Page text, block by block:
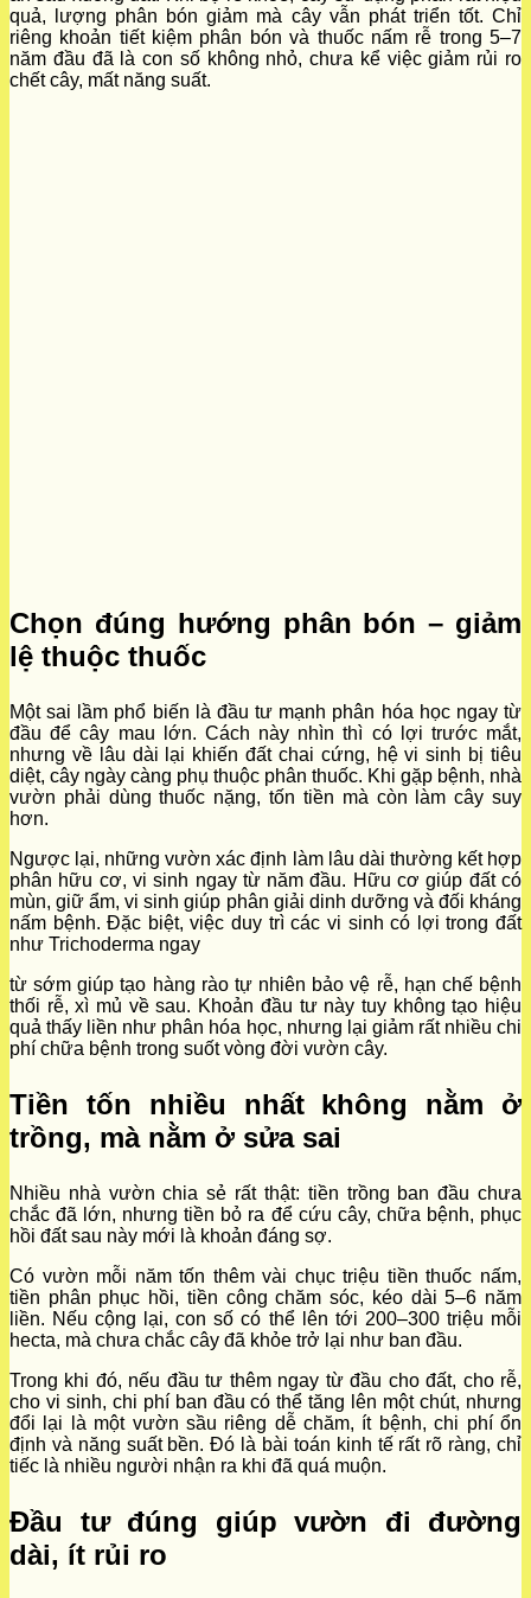
quả, lượng phân bón giảm mà cây vẫn phát triển tốt. Chỉ
riêng khoản tiết kiệm phân bón và thuốc nấm rễ trong 5–7
năm đầu đã là con số không nhỏ, chưa kể việc giảm rủi ro
chết cây, mất năng suất.
Chọn đúng hướng phân bón – giảm
lệ thuộc thuốc
Một sai lầm phổ biến là đầu tư mạnh phân hóa học ngay từ
đầu để cây mau lớn. Cách này nhìn thì có lợi trước mắt,
nhưng về lâu dài lại khiến đất chai cứng, hệ vi sinh bị tiêu
diệt, cây ngày càng phụ thuộc phân thuốc. Khi gặp bệnh, nhà
vườn phải dùng thuốc nặng, tốn tiền mà còn làm cây suy
hơn.
Ngược lại, những vườn xác định làm lâu dài thường kết hợp
phân hữu cơ, vi sinh ngay từ năm đầu. Hữu cơ giúp đất có
mùn, giữ ẩm, vi sinh giúp phân giải dinh dưỡng và đối kháng
nấm bệnh. Đặc biệt, việc duy trì các vi sinh có lợi trong đất
như Trichoderma ngay
từ sớm giúp tạo hàng rào tự nhiên bảo vệ rễ, hạn chế bệnh
thối rễ, xì mủ về sau. Khoản đầu tư này tuy không tạo hiệu
quả thấy liền như phân hóa học, nhưng lại giảm rất nhiều chi
phí chữa bệnh trong suốt vòng đời vườn cây.
Tiền tốn nhiều nhất không nằm ở
trồng, mà nằm ở sửa sai
Nhiều nhà vườn chia sẻ rất thật: tiền trồng ban đầu chưa
chắc đã lớn, nhưng tiền bỏ ra để cứu cây, chữa bệnh, phục
hồi đất sau này mới là khoản đáng sợ.
Có vườn mỗi năm tốn thêm vài chục triệu tiền thuốc nấm,
tiền phân phục hồi, tiền công chăm sóc, kéo dài 5–6 năm
liền. Nếu cộng lại, con số có thể lên tới 200–300 triệu mỗi
hecta, mà chưa chắc cây đã khỏe trở lại như ban đầu.
Trong khi đó, nếu đầu tư thêm ngay từ đầu cho đất, cho rễ,
cho vi sinh, chi phí ban đầu có thể tăng lên một chút, nhưng
đổi lại là một vườn sầu riêng dễ chăm, ít bệnh, chi phí ổn
định và năng suất bền. Đó là bài toán kinh tế rất rõ ràng, chỉ
tiếc là nhiều người nhận ra khi đã quá muộn.
Đầu tư đúng giúp vườn đi đường
dài, ít rủi ro